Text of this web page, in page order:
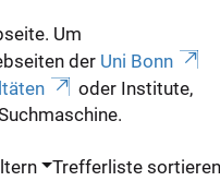
Um
der Uni Bonn
oder Institute,
Trefferliste